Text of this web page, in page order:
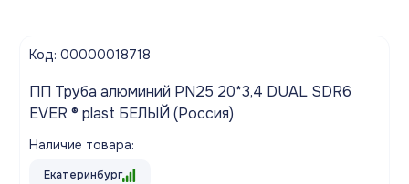
Код: 00000018718
ПП Труба алюминий PN25 20*3,4 DUAL SDR6
EVER ® plast БЕЛЫЙ (Россия)
Наличие товара:
Екатеринбург